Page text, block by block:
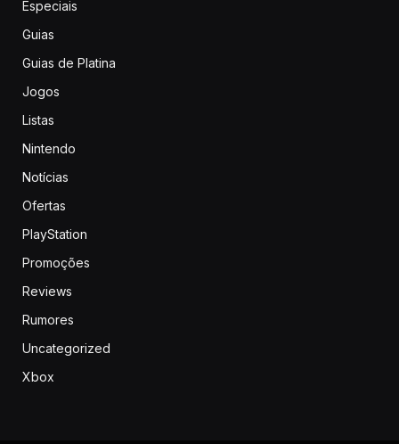
Especiais
Guias
Guias de Platina
Jogos
Listas
Nintendo
Notícias
Ofertas
PlayStation
Promoções
Reviews
Rumores
Uncategorized
Xbox